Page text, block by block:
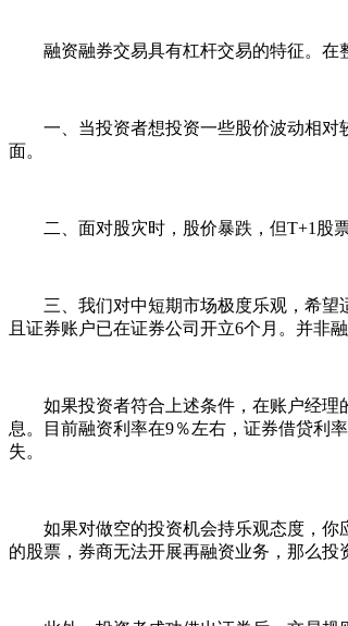
融资融券交易具有杠杆交易的特征。在整
一、当投资者想投资一些股价波动相对较
面。
二、面对股灾时，股价暴跌，但T+1股票
三、我们对中短期市场极度乐观，希望适
且证券账户已在证券公司开立6个月。并非
如果投资者符合上述条件，在账户经理的
息。目前融资利率在9％左右，证券借贷利
失。
如果对做空的投资机会持乐观态度，你应
的股票，券商无法开展再融资业务，那么投